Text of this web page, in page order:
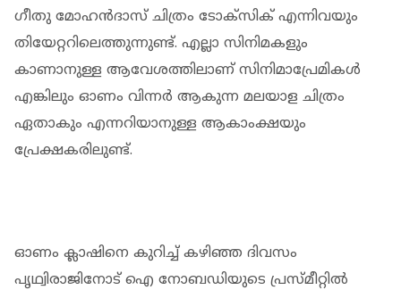
ഗീതു മോഹൻദാസ് ചിത്രം ടോക്‌സിക് എന്നിവയും
തിയേറ്ററിലെത്തുന്നുണ്ട്. എല്ലാ സിനിമകളും
കാണാനുള്ള ആവേശത്തിലാണ് സിനിമാപ്രേമികൾ
എങ്കിലും ഓണം വിന്നർ ആകുന്ന മലയാള ചിത്രം
ഏതാകും എന്നറിയാനുള്ള ആകാംക്ഷയും
പ്രേക്ഷകരിലുണ്ട്.
ഓണം ക്ലാഷിനെ കുറിച്ച് കഴിഞ്ഞ ദിവസം
പൃഥ്വിരാജിനോട് ഐ നോബഡിയുടെ പ്രസ്മീറ്റിൽ